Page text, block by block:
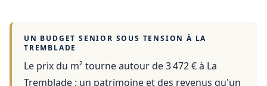
UN BUDGET SENIOR SOUS TENSION À LA
TREMBLADE
Le prix du m² tourne autour de 3 472 €à La
Tremblade : un patrimoine et des revenus qu'un